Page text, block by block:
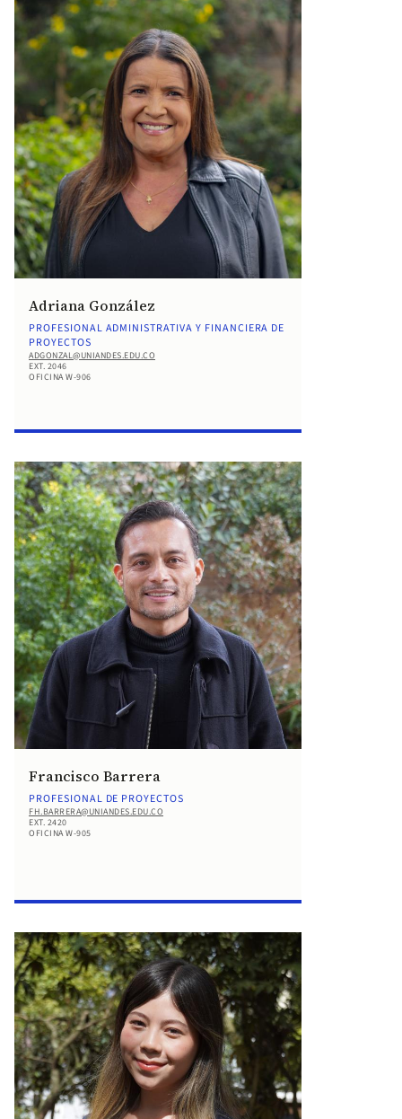
Adriana González
PROFESIONAL ADMINISTRATIVA Y FINANCIERA DE
PROYECTOS
ADGONZAL@UNIANDES.EDU.CO
EXT. 2046
OFICINA W-906
Francisco Barrera
PROFESIONAL DE PROYECTOS
FH.BARRERA@UNIANDES.EDU.CO
EXT. 2420
OFICINA W-905